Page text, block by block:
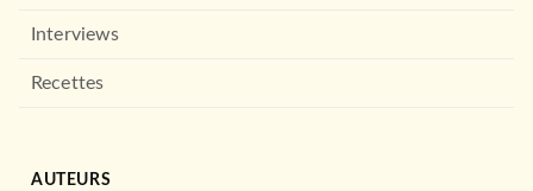
Interviews
Recettes
AUTEURS